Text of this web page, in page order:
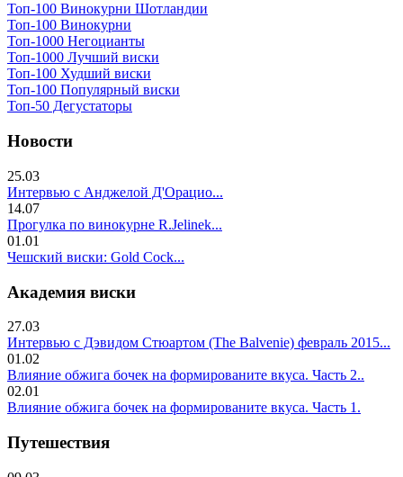
Топ-100 Винокурни Шотландии
Топ-100 Винокурни
Топ-1000 Негоцианты
Топ-1000 Лучший виски
Топ-100 Худший виски
Топ-100 Популярный виски
Топ-50 Дегустаторы
Новости
25.03
Интервью с Анджелой Д'Орацио...
14.07
Прогулка по винокурне R.Jelinek...
01.01
Чешский виски: Gold Cock...
Академия виски
27.03
Интервью с Дэвидом Стюартом (The Balvenie) февраль 2015...
01.02
Влияние обжига бочек на формированите вкуса. Часть 2..
02.01
Влияние обжига бочек на формированите вкуса. Часть 1.
Путешествия